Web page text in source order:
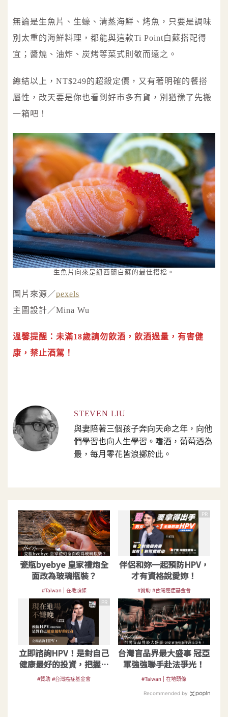
無論是生魚片、生蠔、清蒸海鮮、烤魚，只要是調味
別太重的海鮮料理，都能與這款Ti Point白蘇搭配得
宜；醬燒、油炸、炭烤等菜式則敬而遠之。
總結以上，NT$249的超殺定價，又有著明確的餐搭
屬性，改天要是你也看到好市多有貨，別猶豫了先搬
一箱吧！
生魚片向來是紐西蘭白蘇的最佳搭檔。
圖片來源／pexels
主圖設計／Mina Wu
溫馨提醒：未滿18歲請勿飲酒，飲酒過量，有害健
康，禁止酒駕！
STEVEN LIU
與妻陪著三個孩子奔向天命之年，向他
們學習也向人生學習。嗜酒，葡萄酒為
最，每月零花皆浪擲於此。
瓷瓶byebye 皇家禮炮全
面改為玻璃瓶裝？
#Taiwan | 在地頭條
PR
伴侶和妳一起預防HPV，
才有資格說愛妳！
#贊助 #台灣癌症基金會
PR
立即諮詢HPV！是對自己
健康最好的投資，把握現
在不嫌晚！
#贊助 #台灣癌症基金會
台灣盲品界最大盛事 冠亞
軍強強聯手赴法爭光！
#Taiwan | 在地頭條
Recommended by